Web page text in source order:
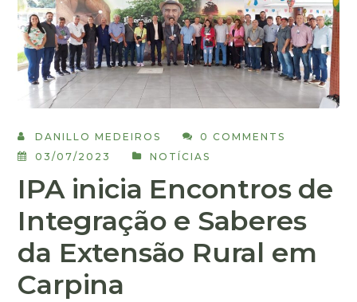
DANILLO MEDEIROS
0 COMMENTS
03/07/2023
NOTÍCIAS
IPA inicia Encontros de
Integração e Saberes
da Extensão Rural em
Carpina